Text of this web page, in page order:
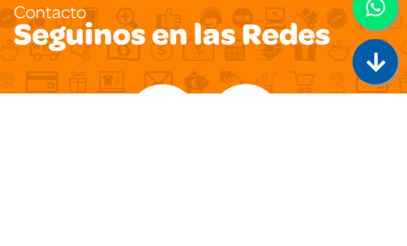
Contacto
Seguinos en las Redes